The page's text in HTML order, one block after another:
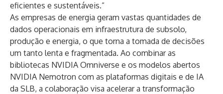
eficientes e sustentáveis.”
As empresas de energia geram vastas quantidades de
dados operacionais em infraestrutura de subsolo,
produção e energia, o que torna a tomada de decisões
um tanto lenta e fragmentada. Ao combinar as
bibliotecas NVIDIA Omniverse e os modelos abertos
NVIDIA Nemotron com as plataformas digitais e de IA
da SLB, a colaboração visa acelerar a transformação